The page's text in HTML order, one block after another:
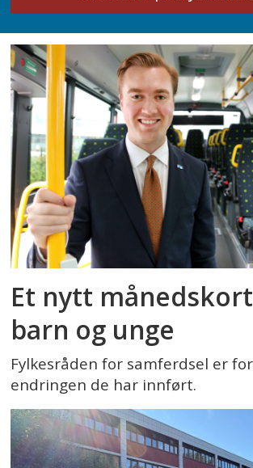
Et nytt
barn og unge
Fylkesråden for samferdsel er
endringen de har innført.